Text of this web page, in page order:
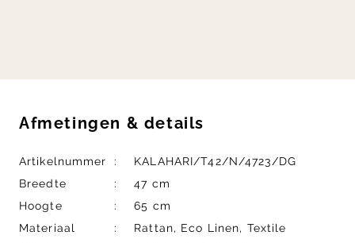
Afmetingen & details
Artikelnummer
KALAHARI/T42/N/4723/DG
Breedte
47 cm
Hoogte
65 cm
Materiaal
Rattan, Eco Linen, Textile